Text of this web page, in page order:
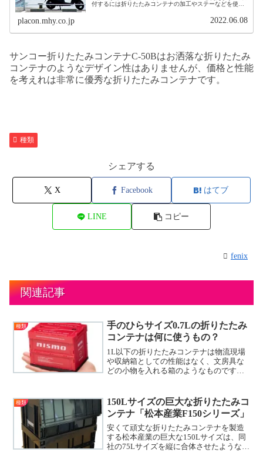
付するには折りたたみコンテナの加工やステーなどを使う
placon.mhy.co.jp 2022.06.08
サンコー折りたたみコンテナC-50Bはお洒落な折りたたみ
コンテナのようなデザイン性はありませんが、価格と性能
を考えれは非常に優秀な折りたたみコンテナです。
種類
シェアする
X Facebook はてブ
LINE コピー
fenix
関連記事
種類
手のひらサイズ0.7Lの折りたたみ
コンテナは何に使うもの？
1L以下の折りたたみコンテナは物流現場
や収納箱としての性能はなく、文房具な
どの小物を入れる箱のようなものです。
みコンテナと同じデザインのものを揃え
る、魅せるアイテムとしてコレクション
要素が高いものです。
種類
150Lサイズの巨大な折りたたみコ
ンテナ「松本産業F150シリーズ」
安くて頑丈な折りたたみコンテナを製造
する松本産業の巨大な150Lサイズは、同
社の75Lサイズを縦に合体させたような構